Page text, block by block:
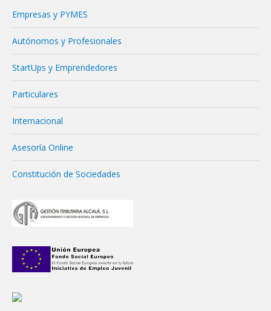
Empresas y PYMES
Autónomos y Profesionales
StartUps y Emprendedores
Particulares
Internacional
Asesoría Online
Constitución de Sociedades